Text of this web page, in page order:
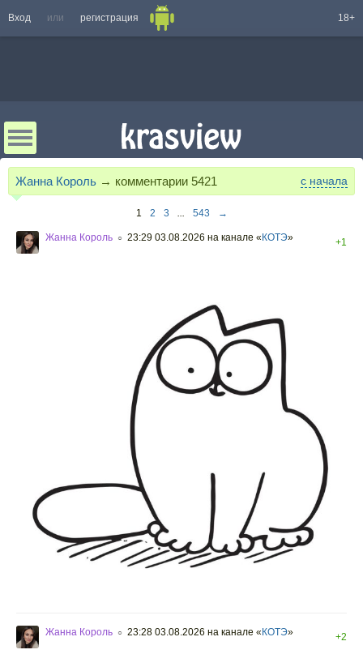
Вход или регистрация 18+
Жанна Король → комментарии 5421 с начала
1 2 3 ... 543 →
Жанна Король ○ 23:29 03.08.2026 на канале « КОТЭ» +1
Жанна Король ○ 23:28 03.08.2026 на канале « КОТЭ» +2